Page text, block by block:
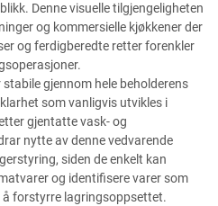
Denne visuelle tilgjengeligheten
og kommersielle kjøkkener der
og ferdigberedte retter forenkler
gjennom hele beholderens
som vanligvis utvikles i
gjentatte vask- og
nytte av denne vedvarende
siden de enkelt kan
og identifisere varer som
forstyrre lagringsoppsettet.